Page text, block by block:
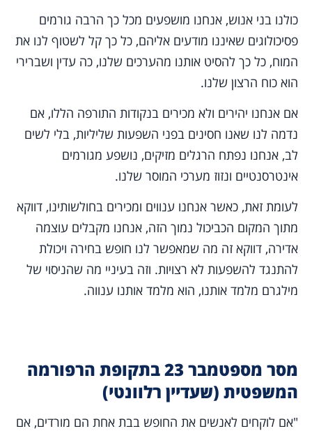
כולנו בני אנוש, אנחנו מושפעים מכל כך הרבה גורמים
פסיכולוגים שאיננו מודעים אליהם, כל כך קל לשטוף לנו את
המוח, כל כך להסיט אותנו מהערכים שלנו, כה עדין ושברירי
הוא כוח הרצון שלנו.
אם אנחנו יהירים ולא מכירים בנקודות התורפה הללו, אם
נדמה לנו שאנו חסינים בפני השפעות שליליות, בלי לשים
לב, אנחנו נפתח הרגלים מזיקים, נושפע מגורמים
אינטרסנטיים ונזוז מערכי המוסר שלנו.
לעומת זאת, כאשר אנחנו ענווים ומכירים בחולשותינו, דווקא
מתוך המקום הכביכול נמוך הזה, אנחנו מקבלים עוצמה
אדירה, דווקא זה מה שמאפשר לנו חופש בחירה ויכולת
להתנגד להשפעות לא רצויות. וזה בעיניי מה שהניסוי של
מילגרם מלמד אותנו, הוא מלמד אותנו ענווה.
מסר מספטמבר 23 בתקופת הרפורמה
המשפטית (שעדיין רלוונטי)
"אם לוקחים לאנשים את החופש בבת אחת הם מורדים, אם